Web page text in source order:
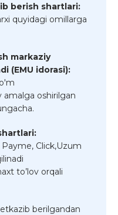
berish shartlari:
quyidagi omillarga
markaziy
(EMU idorasi):
oshirilgan
Click,Uzum
to’lov orqali
berilgandan